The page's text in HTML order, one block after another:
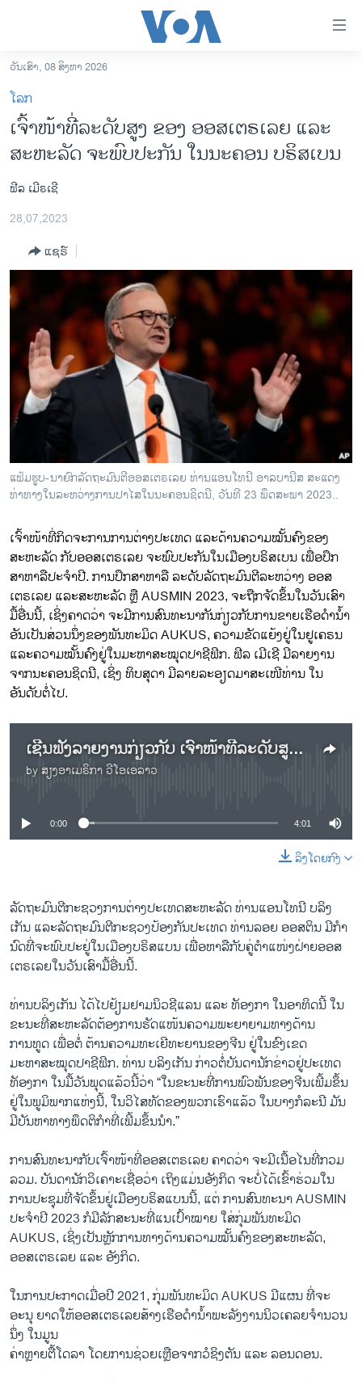
ເຂົ້າ
ຫາ
ຂ້າມ
ຂ້າມ
ຂ້າມ
ຫາ
ຊອກ
ຄົ້ນ
ລາວ
ອາເມຣິກາ
ໂລກ
ເອເຊຍ
ອິດສະຫຼະພາບດ້ານການຂ່າວ
ຊີວິດຊາວລາວ
ຊຸມຊົນຊາວລາວ
ວິທະຍາສາດ-ເທັກໂນໂລຈີ
ທຸລະກິດ
ພາສາອັງກິດ
ວີດີໂອ
ສຽງ
ລາຍງານ
ຕິດຕາມພວກເຮົາ ທີ່
ພາສາຕ່າງໆ
ວັນເສົາ, 08 ສິງຫາ 2026
ໂລກ
ເຈົ້າໜ້າທີ່ລະດັບສູງ ຂອງ ອອສເຕຣເລຍ ແລະ
ສະຫະລັດ ຈະພົບປະກັນ ໃນນະຄອນ ບຣິສເບນ
ຟີລ ເມີຣເຊີ
28,07,2023
ແຊຣ໌
ແຟ້ມຮູບ-ນາຍົກລັດຖະມົນຕີອອສເຕຣເລຍ ທ່ານແອນໂທນີ ອາລບານີສ ສະແດງ
ທ່າທາງໃນລະຫວ່າງການປາໄສໃນນະຄອນຊິດນີ, ວັນທີ 23 ພຶດສະພາ 2023..
ເຈົ້າໜ້າທີ່ກິດຈະການການຕ່າງປະເທດ ແລະດ້ານຄວາມໝັ້ນຄົງຂອງ
ສະຫະລັດ ກັບອອສເຕຣເລຍ ຈະພົບປະກັນໃນເມືອງບຣິສເບນ ເພື່ອ​ປຶກ​
ສາຫາລືປະຈໍາປີ. ການປຶກສາຫາລື​ ລະ​ດັບລັດຖະມົນຕີລະຫວ່າງ ອອສ
ເຕຣເລຍ ແລະສະຫະລັດ ຫຼື AUSMIN 2023, ຈະຖືກຈັດຂຶ້ນໃນວັນເສົາ
ມື້ອື່ນນີ້, ເຊິ່ງຄາດວ່າ ຈະມີການສົນ​ທະ​ນາ​ກັນກ່ຽວກັບການຂາຍເຮືອດໍານໍ້າ​
ອັນເປັນສ່ວນນຶ່ງຂອງພັນທະມິດ AUKUS, ຄວາມຂັດແຍ້ງຢູ່ໃນຢູເຄຣນ
ແລະຄວາມໝັ້ນຄົງຢູ່ໃນມະຫາສະໝຸດປາຊີຟິກ. ຟີລ ເມີເຊີ ມີລາຍງານ
ຈາກນະຄອນຊິດນີ, ເຊິ່ງ ທິບສຸດາ ມີລາຍລະອຽດມາສະເໜີທ່ານ ໃນ
ອັນດັບຕໍ່ໄປ.
ເຊີນຟັງລາຍງານກ່ຽວກັບ ເຈົ້າໜ້າທີ່ລະດັບສູງຂອງ ສະຫະລັດ ແລະ ອອສເຕຣເລຍ ຈະພົບປະກັນຢູ່ທີ່ເມືອງບຣິສແບນ
by ສຽງອາເມຣິກາ ວີໂອເອລາວ
No media source currently available
0:00 4:01
ລິງໂດຍກົງ
ລັດຖະມົນຕີກະຊວງການຕ່າງປະເທດສະຫະລັດ ທ່ານແອນໂທນີ ບລິງ
ເກັນ ແລະລັດຖະມົນຕີກະຊວງປ້ອງກັນປະເທດ ທ່ານລອຍ ອອສຕິນ ມີກໍາ
ນົດທີ່​ຈະ​ພົບ​ປະຢູ່ໃນເມືອງບຣິສແບນ ເພື່ອຫາລືກັບຄູ່ຕໍາແໜ່ງຝ່າຍອອ​ສ​
ເຕ​ຣ​ເລຍໃນວັນເສົາມື້ອື່ນນີ້.
ທ່ານບລິງເກັນ ໄດ້ໄປຢ້ຽມຢາມນິວຊີແລນ ແລະ ທັອງກາ ໃນອາທິດນີ້ ​ໃນ​
ຂະ​ນະ​ທີ່ສະຫະລັດຕ້ອງການຮັດແໜ້ນຄວາມພະຍາຍາມທາງດ້ານ
ການທູດ ເພື່ອຕໍ່ ຕ້ານຄວາມທະເຍີທະຍານຂອງຈີນ ຢູ່ໃນຂົງ​ເຂດ
ມະຫາສະໝຸດປາຊີຟິກ. ທ່ານ ບລິງເກັນ ກ່າວຕໍ່ບັນດານັກຂ່າວຢູ່ປະເທດ
ທັອງກາ ໃນມື້ວັນພຸດແລ້ວນີ້ວ່າ “ໃນຂະນະທີ່ການພົວ​ພັນຂອງຈີນເພີ້ມຂຶ້ນ
ຢູ່ໃນພູມິພາກແຫ່ງນີ້, ໃນວິໄສທັດຂອງພວກເຮົາແລ້ວ ໃນບາງກໍລະນີ ມັນ
ມີບັນຫາທາງພຶດຕິກໍາທີ່ເພີ້ມຂຶ້ນນໍາ.”
ການສົນທະນາກັບເຈົ້າໜ້າທີ່ອອສເຕຣເລຍ ຄາດວ່າ ຈະມີເນື້ອ​ໄນທີ່ກວມ
ລວມ. ບັນດານັກວິເຄາະເຊື່ອວ່າ ເຖິງແມ່ນອັງກິດ ຈະບໍ່ໄດ້ເຂົ້າຮ່ວມໃນ
ການປະຊຸມທີ່ຈັດຂຶ້ນຢູ່ເມືອງບຣິສແບນນີ້, ແຕ່ ການສົນທະນາ AUSMIN
ປະຈໍາປີ 2023 ກໍມີລັກສະນະທີ່ແນເປົ້າໝາຍ ໃສ່ກຸ່ມພັນທະມິດ
AUKUS, ເຊິ່ງເປັນຫຼັກການທາງດ້ານຄວາມໝັ້ນຄົງຂອງສະຫະລັດ,
ອອສເຕຣເລຍ ແລະ ອັງກິດ.
ໃນການປະກາດເມື່ອປີ 2021, ກຸ່ມພັນທະມິດ AUKUS ມີແຜນ ທີ່ຈະ
ອະນຸ ຍາດໃຫ້ອອສເຕຣເລຍສ້າງເຮືອດໍານໍ້າພະລັງງານນິວເຄລຍຈຳ​ນວນ​
ນຶ່ງ ໃນ​ມູ​ນ
ຄ່າຫຼາຍຕື້ໂດລາ ໂດຍການຊ່ວຍເຫຼືອຈາກວໍຊິງຕັນ ແລະ ລອນດອນ.